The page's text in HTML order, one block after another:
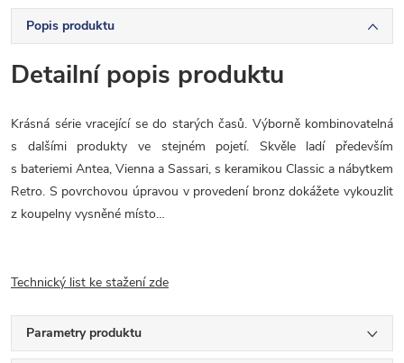
Popis produktu
Detailní popis produktu
Krásná série vracející se do starých časů. Výborně kombinovatelná
s dalšími produkty ve stejném pojetí. Skvěle ladí především
s bateriemi Antea, Vienna a Sassari, s keramikou Classic a nábytkem
Retro. S povrchovou úpravou v provedení bronz dokážete vykouzlit
z koupelny vysněné místo…
Technický list ke stažení zde
Parametry produktu